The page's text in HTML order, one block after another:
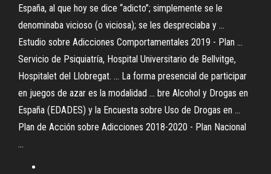
España, al que hoy se dice “adicto”; simplemente se le
denominaba vicioso (o viciosa); se les despreciaba y ...
Estudio sobre Adicciones Comportamentales 2019 - Plan ...
Servicio de Psiquiatría, Hospital Universitario de Bellvitge,
Hospitalet del Llobregat. ... La forma presencial de participar
en juegos de azar es la modalidad ... bre Alcohol y Drogas en
España (EDADES) y la Encuesta sobre Uso de Drogas en ...
Plan de Acción sobre Adicciones 2018-2020 - Plan Nacional
...